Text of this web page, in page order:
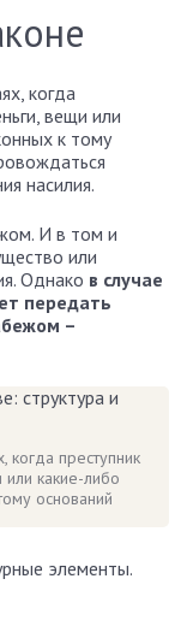
когда
вещи или
к тому
насилия.
И в том и
или
Однако в случае
передать
–
когда преступник
или какие-либо
оснований
элементы.